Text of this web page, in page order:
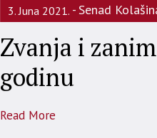
3. Juna 2021. Senad
Zvanja i
godinu
Read More